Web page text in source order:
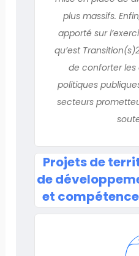
plus massifs.
apporté sur
qu’est
de conforter les
politiques
secteurs
Projets de
de
et